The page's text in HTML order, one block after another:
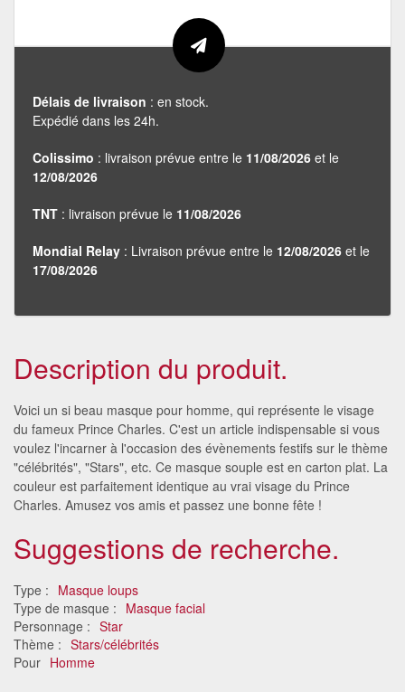
Délais de livraison : en stock.
Expédié dans les 24h.
Colissimo : livraison prévue entre le 11/08/2026 et le
12/08/2026
TNT : livraison prévue le 11/08/2026
Mondial Relay : Livraison prévue entre le 12/08/2026 et le
17/08/2026
Description du produit.
Voici un si beau masque pour homme, qui représente le visage
du fameux Prince Charles. C'est un article indispensable si vous
voulez l'incarner à l'occasion des évènements festifs sur le thème
"célébrités", "Stars", etc. Ce masque souple est en carton plat. La
couleur est parfaitement identique au vrai visage du Prince
Charles. Amusez vos amis et passez une bonne fête !
Suggestions de recherche.
Type : Masque loups
Type de masque : Masque facial
Personnage : Star
Thème : Stars/célébrités
Pour Homme